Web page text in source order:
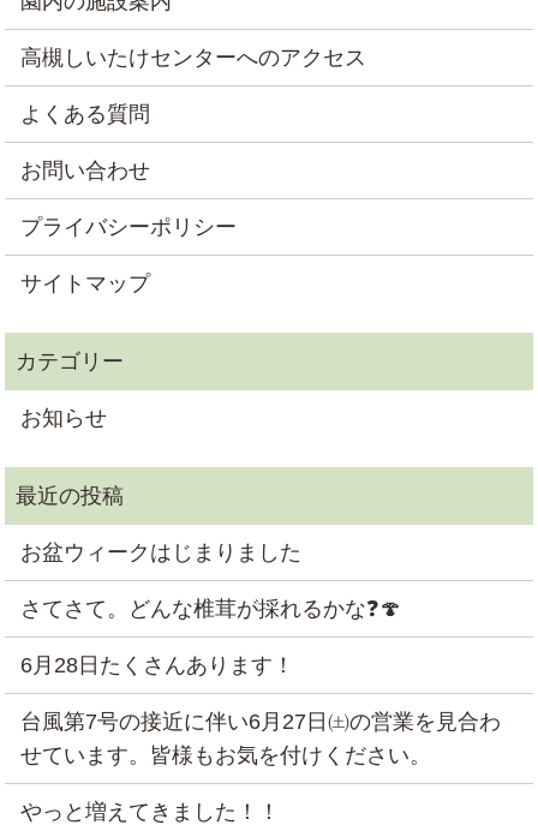
高槻しいたけセンターへのアクセス
よくある質問
お問い合わせ
プライバシーポリシー
サイトマップ
お知らせ
お盆ウィークはじまりました
さてさて。どんな椎茸が採れるかな❓🍄
6月28日たくさんあります！
台風第7号の接近に伴い6月27日㈯の営業を見合わ
せています。皆様もお気を付けください。
やっと増えてきました！！